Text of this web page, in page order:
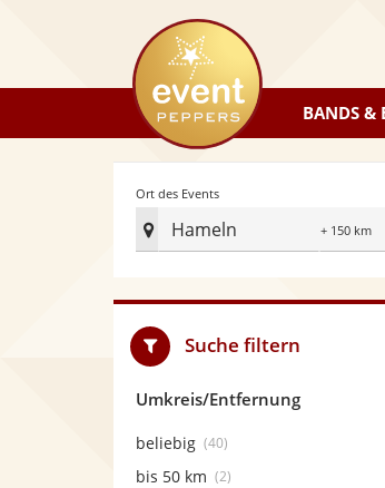
eventpeppers
BANDS &
Ort des Events
Hameln
Radius
Suche filtern
Umkreis/Entfernung
beliebig (40)
bis 50 km (2)